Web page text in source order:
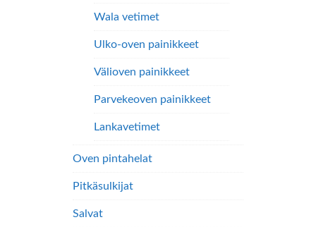
Wala vetimet
Ulko-oven painikkeet
Välioven painikkeet
Parvekeoven painikkeet
Lankavetimet
Oven pintahelat
Pitkäsulkijat
Salvat